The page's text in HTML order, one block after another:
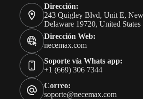
Dirección:
243 Quigley Blvd, Unit E,
Delaware 19720, United States
Dirección Web:
necemax.com
Soporte vía Whats app:
+1 (669) 306 7344
Correo:
soporte@necemax.com